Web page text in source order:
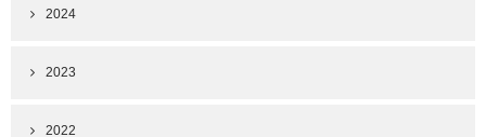
2024
2023
2022